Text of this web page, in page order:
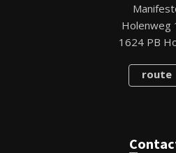
Holenweg
1624 PB
route